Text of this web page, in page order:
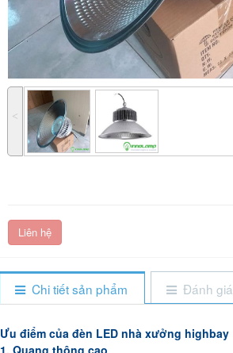
˂
Liên hệ
Chi tiết sản phẩm Đánh giá
Ưu điểm của đèn LED nhà xưởng highbay